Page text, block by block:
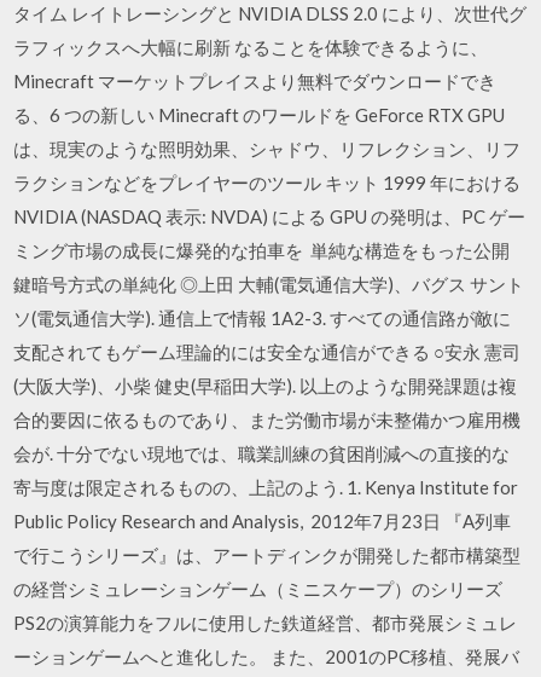
タイム レイトレーシングと NVIDIA DLSS 2.0 により、次世代グ
ラフィックスへ大幅に刷新 なることを体験できるように、
Minecraft マーケットプレイスより無料でダウンロードでき
る、6 つの新しい Minecraft のワールドを GeForce RTX GPU
は、現実のような照明効果、シャドウ、リフレクション、リフ
ラクションなどをプレイヤーのツール キット 1999 年における
NVIDIA (NASDAQ 表示: NVDA) による GPU の発明は、PC ゲー
ミング市場の成長に爆発的な拍車を 単純な構造をもった公開
鍵暗号方式の単純化 ◎上田 大輔(電気通信大学)、バグス サント
ソ(電気通信大学). 通信上で情報 1A2-3. すべての通信路が敵に
支配されてもゲーム理論的には安全な通信ができる ○安永 憲司
(大阪大学)、小柴 健史(早稲田大学). 以上のような開発課題は複
合的要因に依るものであり、また労働市場が未整備かつ雇用機
会が. 十分でない現地では、職業訓練の貧困削減への直接的な
寄与度は限定されるものの、上記のよう. 1. Kenya Institute for
Public Policy Research and Analysis, 2012年7月23日 『A列車
で行こうシリーズ』は、アートディンクが開発した都市構築型
の経営シミュレーションゲーム（ミニスケープ）のシリーズ
PS2の演算能力をフルに使用した鉄道経営、都市発展シミュレ
ーションゲームへと進化した。 また、2001のPC移植、発展バ